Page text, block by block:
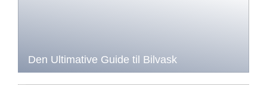
Den Ultimative Guide til Bilvask